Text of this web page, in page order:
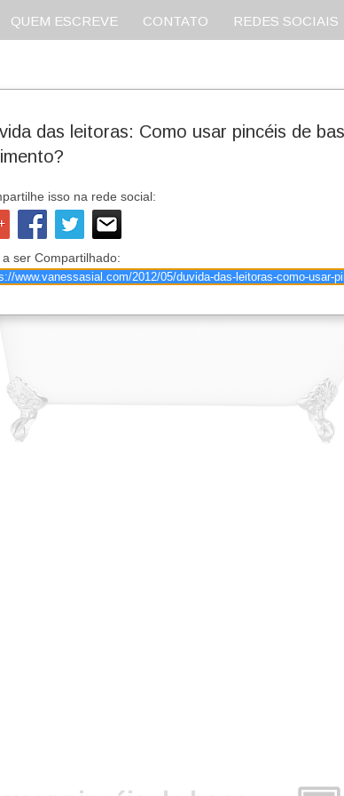
QUEM ESCREVE CONTATO REDES SOCIAIS
das leitoras: Como usar pincéis de
isso na rede social:
a ser Compartilhado: